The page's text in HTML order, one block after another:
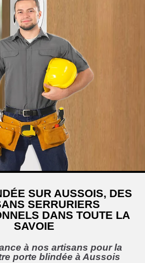
SUR AUSSOIS, DES
SERRURIERS
DANS TOUTE LA
SAVOIE
à nos artisans pour la
porte blindée à Aussois